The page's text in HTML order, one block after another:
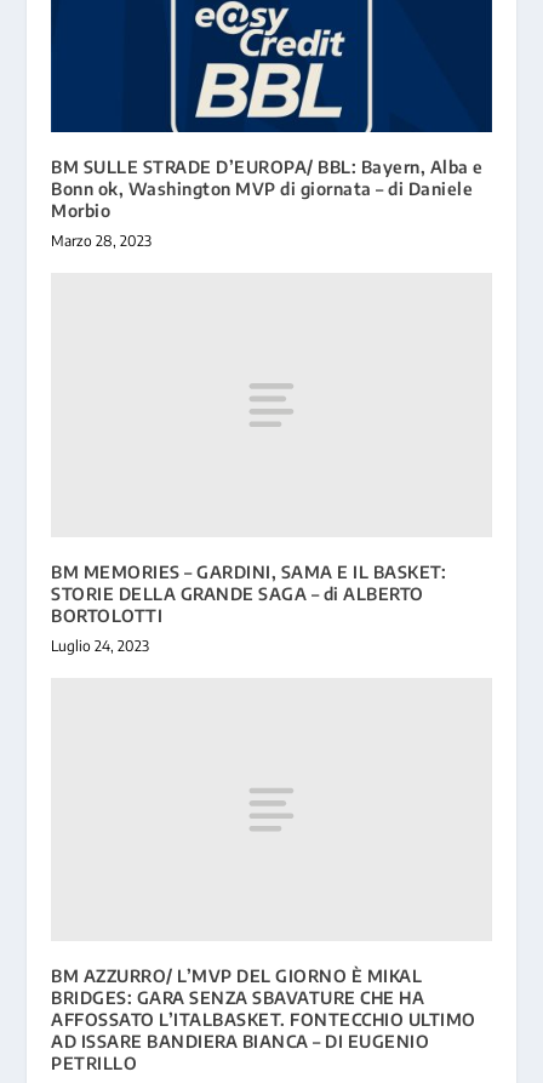
BM SULLE STRADE D’EUROPA/ BBL: Bayern, Alba e
Bonn ok, Washington MVP di giornata – di Daniele
Morbio
Marzo 28, 2023
BM MEMORIES – GARDINI, SAMA E IL BASKET:
STORIE DELLA GRANDE SAGA – di ALBERTO
BORTOLOTTI
Luglio 24, 2023
BM AZZURRO/ L’MVP DEL GIORNO È MIKAL
BRIDGES: GARA SENZA SBAVATURE CHE HA
AFFOSSATO L’ITALBASKET. FONTECCHIO ULTIMO
AD ISSARE BANDIERA BIANCA – DI EUGENIO
PETRILLO